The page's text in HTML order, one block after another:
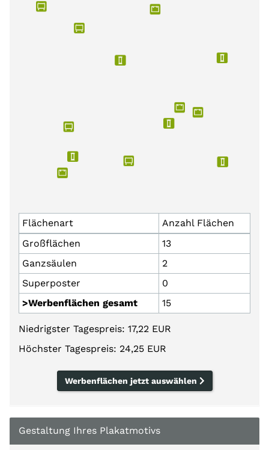
Flächenart
Anzahl Flächen
Großflächen
13
Ganzsäulen
2
Superposter
0
>Werbenflächen gesamt
15
Niedrigster Tagespreis: 17,22 EUR
Höchster Tagespreis: 24,25 EUR
Werbenflächen jetzt auswählen
Gestaltung Ihres Plakatmotivs